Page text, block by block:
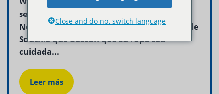
servicio de lavandería profesional que
Neptune Laundry ofrece a los residentes de
Southie que desean que su ropa sea
cuidada...
Leer más
Close and do not switch language